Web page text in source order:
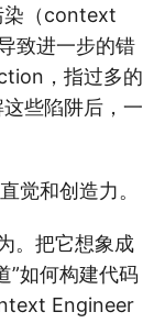
（context
致进一步的错
，指过多的
些陷阱后，一
觉和创造力。
。把它想象成
”如何构建代码
Engineer